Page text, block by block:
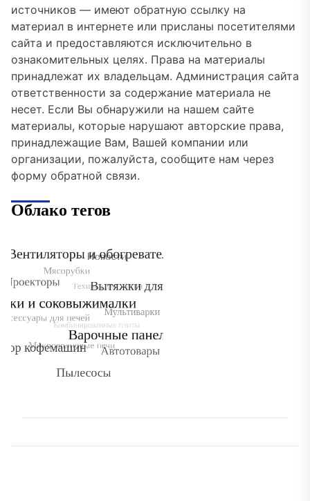
источников — имеют обратную ссылку на
материал в интернете или присланы посетителями
сайта и предоставляются исключительно в
ознакомительных целях. Права на материалы
принадлежат их владельцам. Администрация сайта
ответственности за содержание материала не
несет. Если Вы обнаружили на нашем сайте
материалы, которые нарушают авторские права,
принадлежащие Вам, Вашей компании или
организации, пожалуйста, сообщите нам через
форму обратной связи.
Облако тегов